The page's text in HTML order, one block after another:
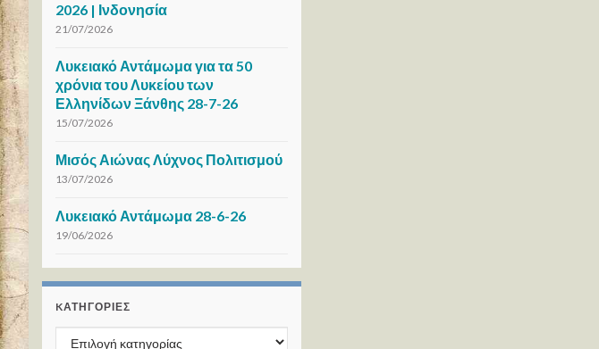
2026 | Ινδονησία
21/07/2026
Λυκειακό Αντάμωμα για τα 50
χρόνια του Λυκείου των
Ελληνίδων Ξάνθης 28-7-26
15/07/2026
Μισός Αιώνας Λύχνος Πολιτισμού
13/07/2026
Λυκειακό Αντάμωμα 28-6-26
19/06/2026
KΑΤΗΓΟΡΊΕΣ
Kατηγορίες